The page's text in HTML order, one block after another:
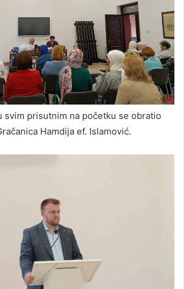
svim prisutnim na početku se obratio
Hamdija ef. Islamović.